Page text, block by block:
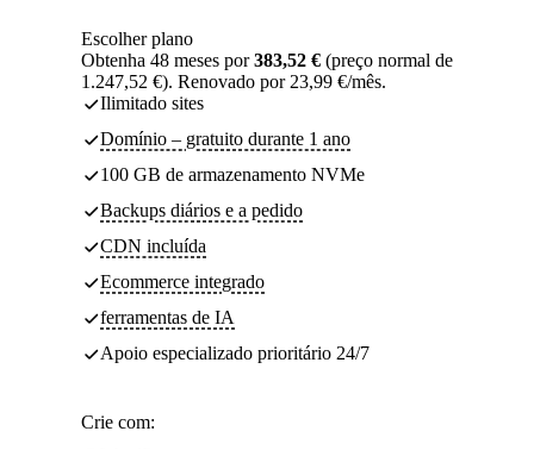
Escolher plano
Obtenha 48 meses por383,52 € (preço normal de
1.247,52 €). Renovado por 23,99 €/mês.
Ilimitado sites
Domínio – gratuito durante 1 ano
100 GB de armazenamento NVMe
Backups diários e a pedido
CDN incluída
Ecommerce integrado
ferramentas de IA
Apoio especializado prioritário 24/7
Crie com: